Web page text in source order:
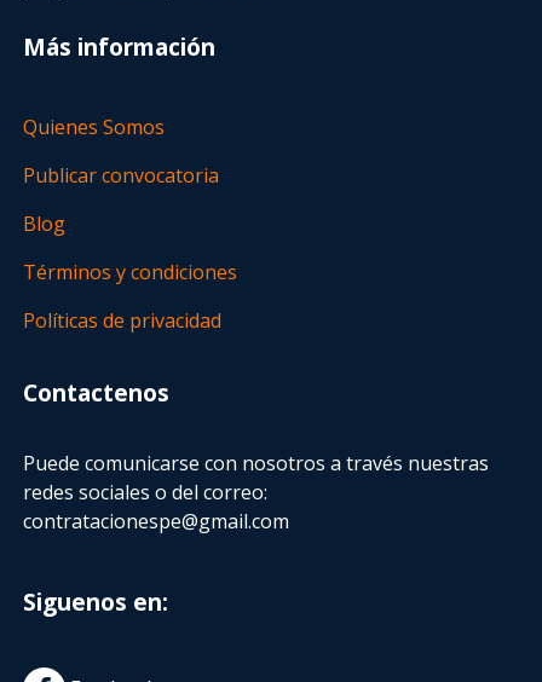
Más información
Quienes Somos
Publicar convocatoria
Blog
Términos y condiciones
Políticas de privacidad
Contactenos
Puede comunicarse con nosotros a través nuestras
redes sociales o del correo:
contratacionespe@gmail.com
Siguenos en: